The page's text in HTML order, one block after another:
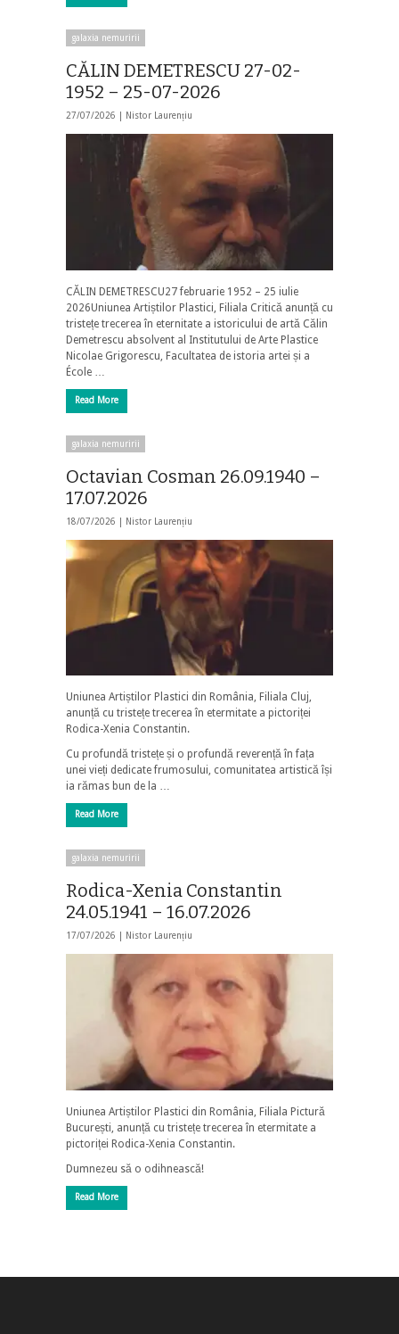
galaxia nemuririi
CĂLIN DEMETRESCU 27-02-
1952 – 25-07-2026
27/07/2026 | Nistor Laurențiu
CĂLIN DEMETRESCU27 februarie 1952 – 25 iulie
2026Uniunea Artiștilor Plastici, Filiala Critică anunță cu
tristețe trecerea în eternitate a istoricului de artă Călin
Demetrescu absolvent al Institutului de Arte Plastice
Nicolae Grigorescu, Facultatea de istoria artei și a
École …
Read More
galaxia nemuririi
Octavian Cosman 26.09.1940 –
17.07.2026
18/07/2026 | Nistor Laurențiu
Uniunea Artiștilor Plastici din România, Filiala Cluj,
anunță cu tristețe trecerea în etermitate a pictoriței
Rodica-Xenia Constantin.
Cu profundă tristețe și o profundă reverență în fața
unei vieți dedicate frumosului, comunitatea artistică își
ia rămas bun de la …
Read More
galaxia nemuririi
Rodica-Xenia Constantin
24.05.1941 – 16.07.2026
17/07/2026 | Nistor Laurențiu
Uniunea Artiștilor Plastici din România, Filiala Pictură
București, anunță cu tristețe trecerea în etermitate a
pictoriței Rodica-Xenia Constantin.
Dumnezeu să o odihnească!
Read More